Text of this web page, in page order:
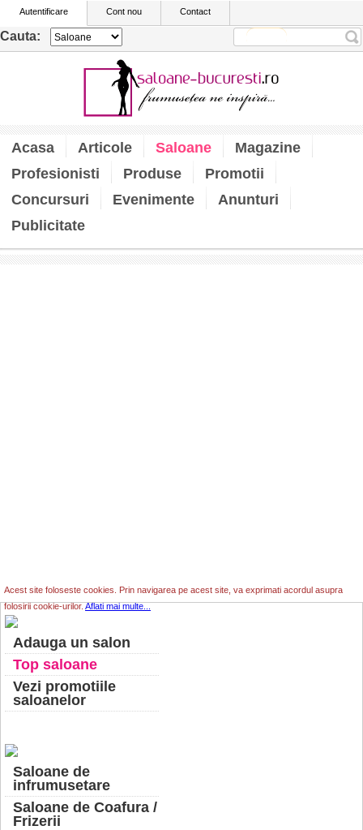
Autentificare Cont nou Contact
Cauta:
Acasa Articole Saloane
Magazine
Profesionisti
Produse
Promotii
Concursuri
Evenimente
Anunturi
Publicitate
Acest site foloseste cookies. Prin navigarea pe acest site, va exprimati acordul asupra
folosirii cookie-urilor.Aflati mai multe...
Adauga un salon
Top saloane
Vezi promotiile
saloanelor
Saloane de
infrumusetare
Saloane de Coafura /
Frizerii